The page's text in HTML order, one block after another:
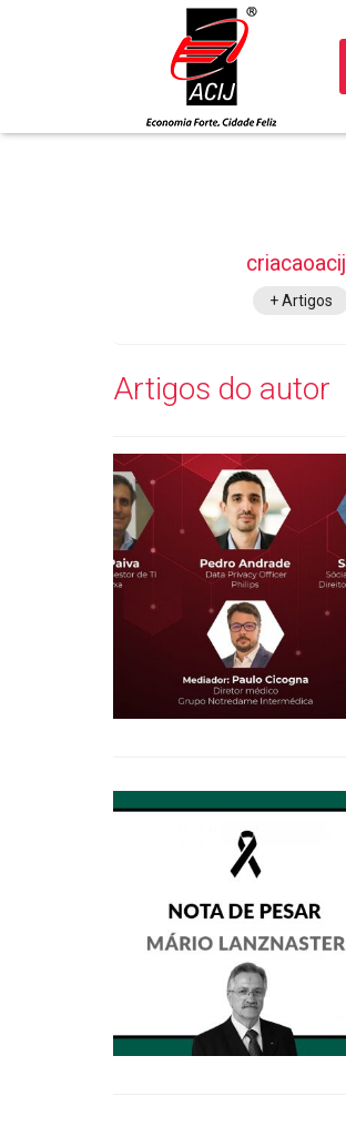
criacaoacij
+ Artigos
Artigos do autor